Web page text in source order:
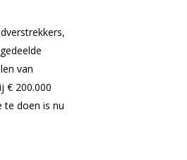
van
€ 200.000
te doen is nu